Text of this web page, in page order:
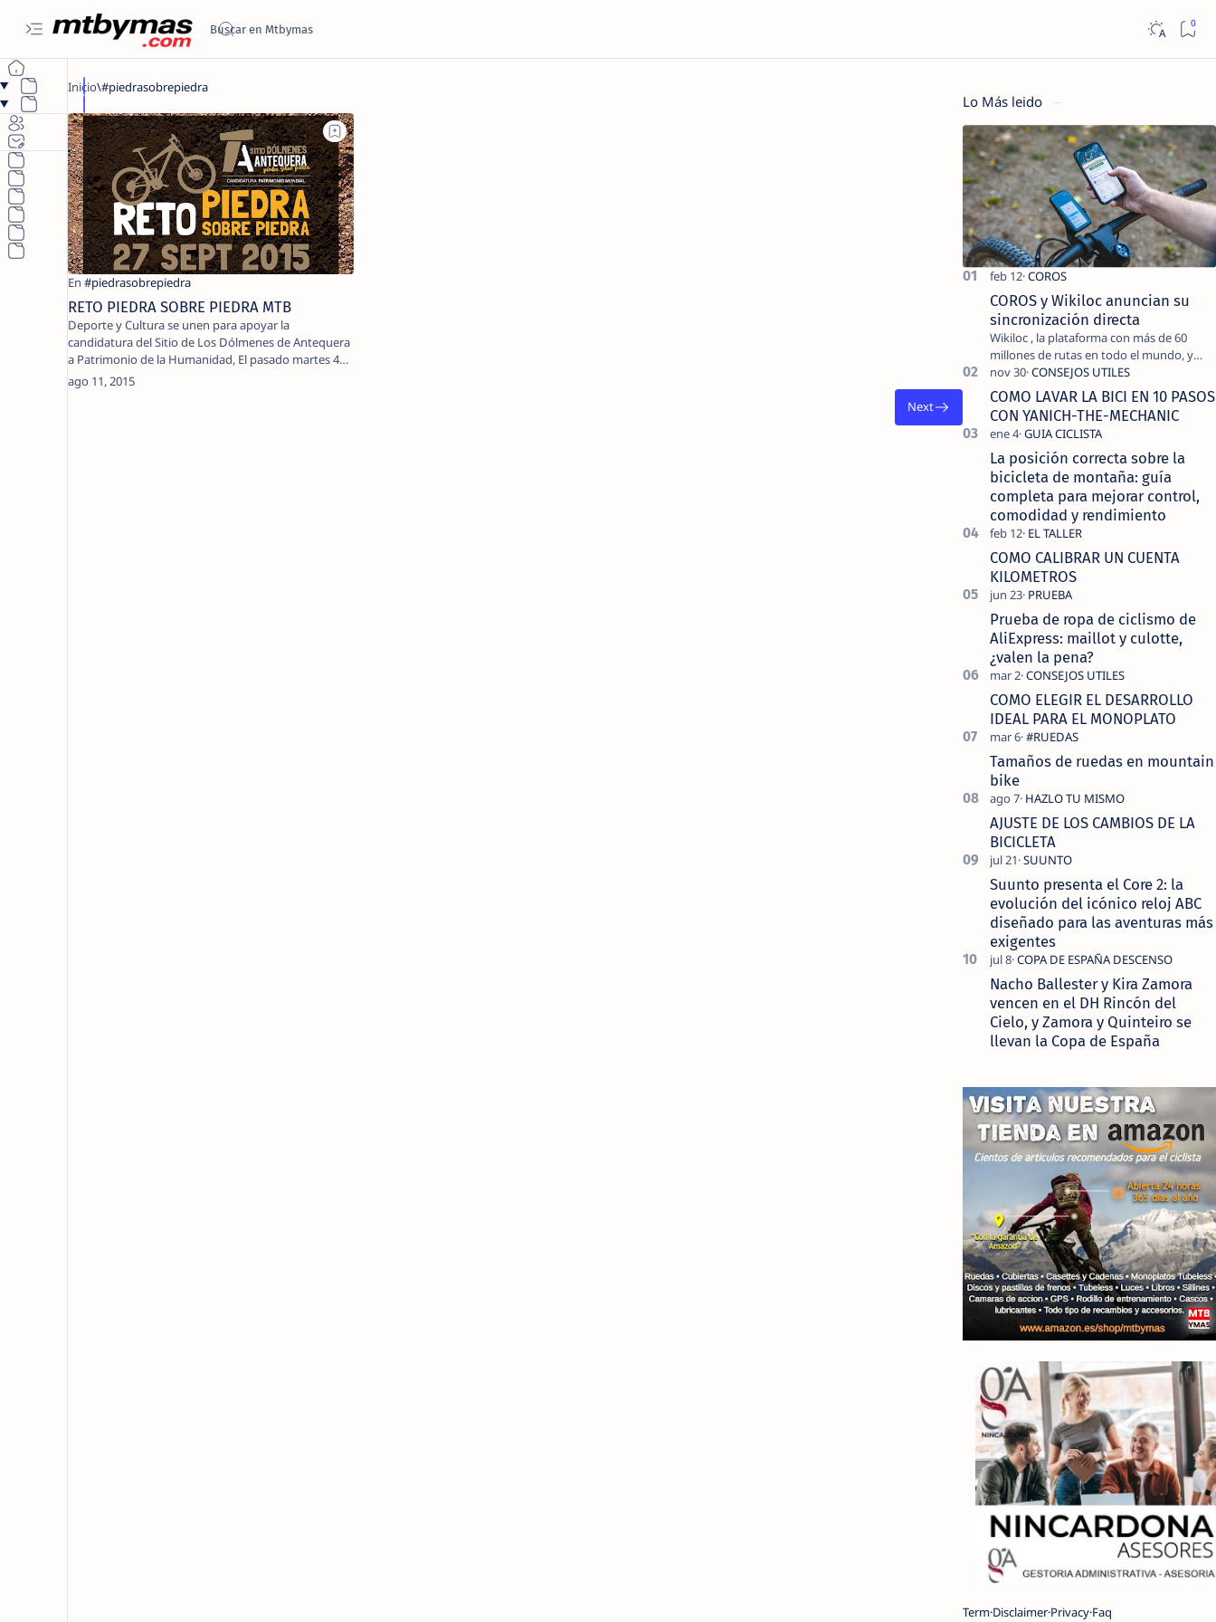
RETO PIEDRA SOBRE PIEDRA MTB
Deporte y Cultura se unen para apoyar la
candidatura del Sitio de Los Dólmenes de Antequera
a Patrimonio de la Humanidad, El pasado martes 4
de ag…
Lo Más leido
COROS y Wikiloc anuncian su
sincronización directa
Wikiloc , la plataforma con más de 60
millones de rutas en todo el mundo, y
COROS , marca de dispositivos GPS
reconocida mundialmente por su
tecnolo…
COMO LAVAR LA BICI EN 10 PASOS
CON YANICH-THE-MECHANIC
La posición correcta sobre la
bicicleta de montaña: guía
completa para mejorar control,
comodidad y rendimiento
COMO CALIBRAR UN CUENTA
KILOMETROS
Prueba de ropa de ciclismo de
AliExpress: maillot y culotte,
¿valen la pena?
COMO ELEGIR EL DESARROLLO
IDEAL PARA EL MONOPLATO
Tamaños de ruedas en mountain
bike
AJUSTE DE LOS CAMBIOS DE LA
BICICLETA
Suunto presenta el Core 2: la
evolución del icónico reloj ABC
diseñado para las aventuras más
exigentes
Nacho Ballester y Kira Zamora
vencen en el DH Rincón del
Cielo, y Zamora y Quinteiro se
llevan la Copa de España
Term Disclaimer Privacy Faq